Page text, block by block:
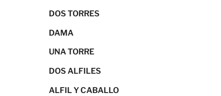
DOS TORRES
DAMA
UNA TORRE
DOS ALFILES
ALFIL Y CABALLO